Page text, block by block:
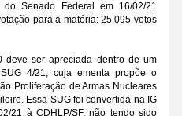
Senado Federal em 16/02/21
para a matéria: 25.095 votos
deve ser apreciada dentro de um
4/21, cuja ementa propõe o
Proliferação de Armas Nucleares
Essa SUG foi convertida na IG
21 à CDHLP/SF, não tendo sido